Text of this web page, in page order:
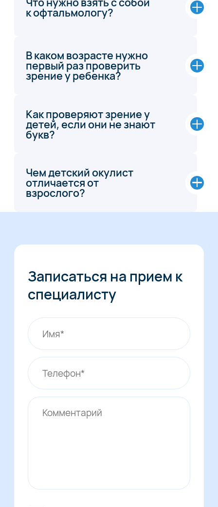
к офтальмологу?
В каком возрасте нужно
первый раз проверить
зрение у ребенка?
Как проверяют зрение у
детей, если они не знают
букв?
Чем детский окулист
отличается от
взрослого?
Записаться на прием к
специалисту